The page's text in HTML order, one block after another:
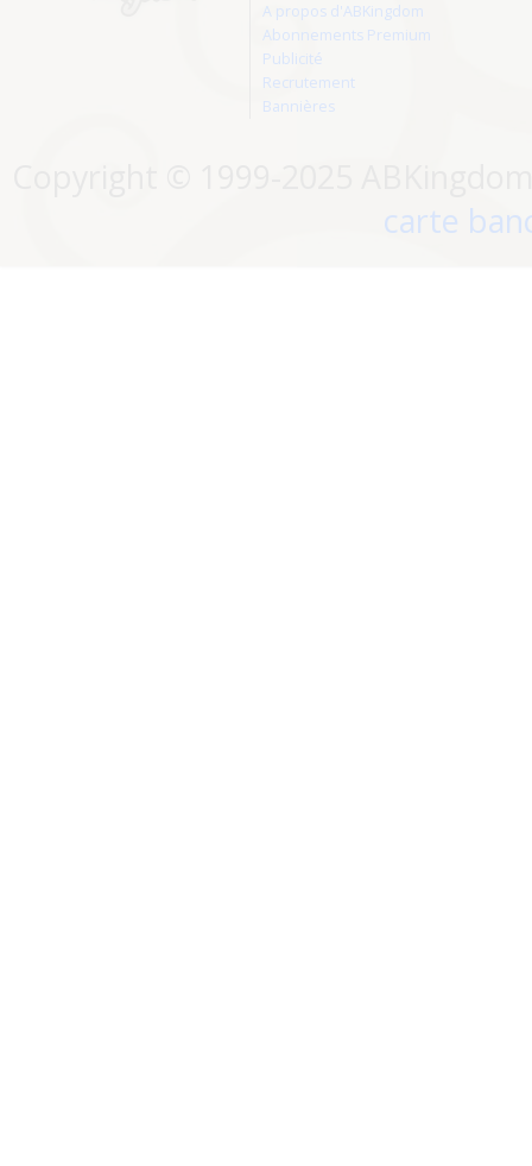
A propos d'ABKingdom
Abonnements Premium
Publicité
Recrutement
Bannières
carte